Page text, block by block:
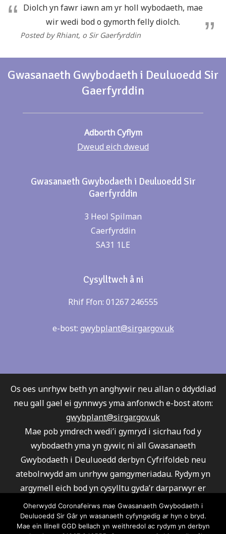
Diolch yn fawr iawn am yr holl wybodaeth, mae
wir wedi bod o gymorth felly diolch.
Posted by Rhiant, o Sir Gaerfyrddin
Gwasanaeth Gwybodaeth i Deuluoedd Sir
Gaerfyrddin
Adborth Cyflym
Dweud eich dweud
Gwasanaeth Gwybodaeth i Deuluoedd Sir
Gaerfyrddin
3 Heol Spilman
Caerfyrddin
SA31 1LE
Cysylltwch â ni
Rhif Ffon: 01267 246555
e-bost: gwybplant@sirgar.gov.uk
Os oes unrhyw beth yn anghywir neu allan o ddyddiad
neu gall gael ei gynnwys yma anfonwch e-bost atom:
gwybplant@sirgar.gov.uk
Mae pob ymdrech wedi’i gymryd i sicrhau fod y
wybodaeth yma yn gywir, ni all Gwasanaeth
Gwybodaeth i Deuluoedd derbyn Cyfrifoldeb neu
atebolrwydd am unrhyw gamgymeriadau. Rydym yn
argymell eich bod yn cysylltu gyda’r darparwyr er
mwyn sicrhau fod eu gwasanaeth yn ateb eich
gofynion.
Ni all Gwasanaeth Gwybodaeth i Deuluoedd argymell
Oherwydd Coronafeirws mae Gwasanaeth Gwybodaeth i
Deuluoedd Sir Gâr yn wasanaeth cyfyngedig ar hyn o bryd.
Mae ein llinell GGD bellach yn weithredol ac rydym yn derbyn